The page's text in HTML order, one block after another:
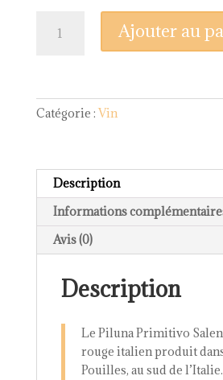
Ajouter au
Catégorie : Vin
Description
Informations
Avis (0)
Description
Le Piluna Primitivo
rouge italien produit
Pouilles, au sud de